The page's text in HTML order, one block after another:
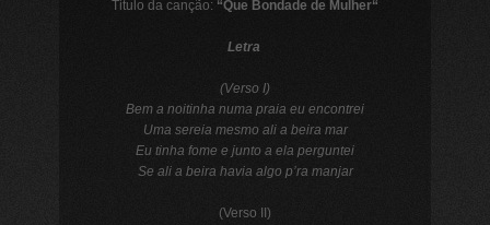
Titulo da canção: “Que Bondade de Mulher“
Letra
(Verso I)
Bem a noitinha numa praia eu encontrei
Uma sereia mesmo ali a beira mar
Eu tinha fome e junto a ela perguntei
Se ali a beira havia algo p’ra manjar
(Verso II)